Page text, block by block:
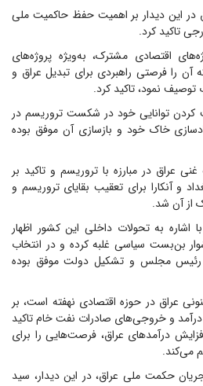
در این دیدار بر اهمیت حفظ حاکمیت ملی
تاکید کرد.
اقتصادی مشترک، به‌ویژه پروژه‌های
آن را فرصتی راهبردی برای تبدیل عراق و
نمود، تاکید کرد.
کردن توانایی خود در شکست تروریسم در
خاک خود و بازسازی آن موفق بوده
عراق در مبارزه با تروریسم و تاکید بر
و آنکارا برای تعقیب بقایای تروریسم و
از آن شد.
به تحولات داخلی این کشور اظهار
بن‌بست سیاسی غلبه کرده و در انتخاب
مجلس و تشکیل دولت موفق بوده
عراق در حوزه اقتصادی نهفته است، بر
و خروجی‌های صادرات نفت خام تاکید
درآمدهای عراق، فرصت‌هایی را برای
می‌کند.
حکمت ملی عراق، در این دیدار، سید